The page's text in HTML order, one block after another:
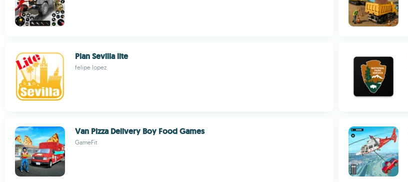
Plan Sevilla lite
felipe lopez
Van Pizza Delivery Boy Food Games
GameFit